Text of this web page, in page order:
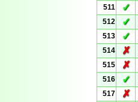
511
✓
512
✓
513
✓
514
✗
515
✗
516
✓
517
✗